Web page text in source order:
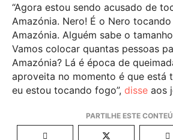
“Agora estou sendo acusado de
Amazónia. Nero! É o Nero
Amazónia. Alguém sabe o
Vamos colocar quantas pessoas
Amazónia? Lá é época de
aproveita no momento é que está
eu estou tocando fogo”, disse aos